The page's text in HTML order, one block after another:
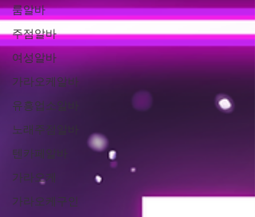
룸알바
주점알바
여성알바
가라오케알바
유흥업소알바
노래주점알바
텐카페알바
가라오케
가라오케구인